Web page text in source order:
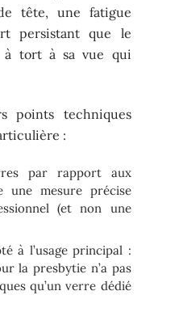
tête, une fatigue
persistant que le
à tort à sa vue qui
points techniques
:
par rapport aux
une mesure précise
(et non une
à l’usage principal :
la presbytie n’a pas
qu’un verre dédié